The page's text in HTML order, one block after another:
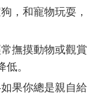
和寵物玩耍，
撫摸動物或觀賞
。
果你總是親自給